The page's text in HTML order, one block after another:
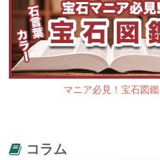
マニア必見！宝石図鑑
コラム